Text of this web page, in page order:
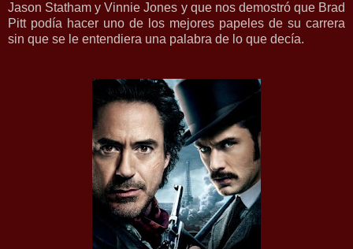
Jason Statham y Vinnie Jones y que nos demostró que Brad
Pitt podía hacer uno de los mejores papeles de su carrera
sin que se le entendiera una palabra de lo que decía.